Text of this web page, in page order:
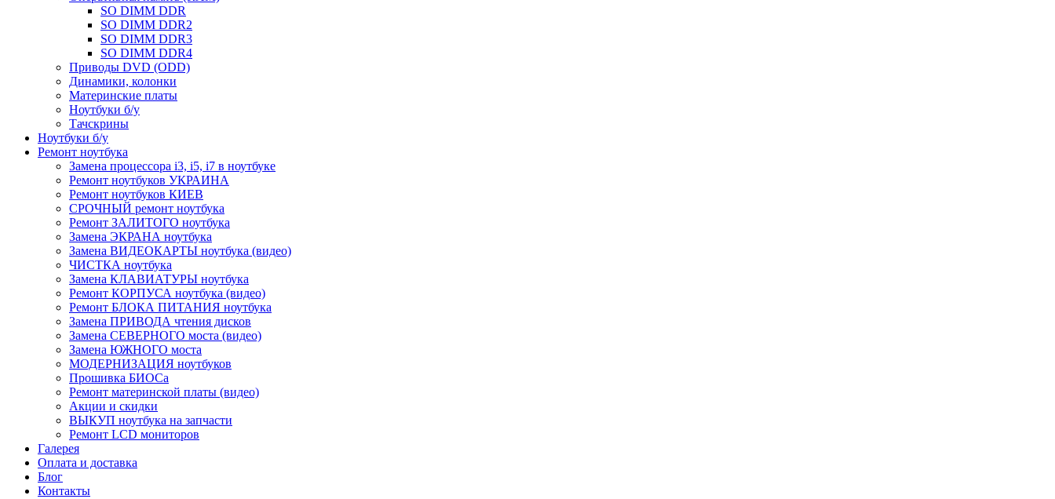
SO DIMM DDR
SO DIMM DDR2
SO DIMM DDR3
SO DIMM DDR4
Приводы DVD (ODD)
Динамики, колонки
Материнские платы
Ноутбуки б/у
Тачскрины
Ноутбуки б/у
Ремонт ноутбука
Замена процессора i3, i5, i7 в ноутбуке
Ремонт ноутбуков УКРАИНА
Ремонт ноутбуков КИЕВ
СРОЧНЫЙ ремонт ноутбука
Ремонт ЗАЛИТОГО ноутбука
Замена ЭКРАНА ноутбука
Замена ВИДЕОКАРТЫ ноутбука (видео)
ЧИСТКА ноутбука
Замена КЛАВИАТУРЫ ноутбука
Ремонт КОРПУСА ноутбука (видео)
Ремонт БЛОКА ПИТАНИЯ ноутбука
Замена ПРИВОДА чтения дисков
Замена СЕВЕРНОГО моста (видео)
Замена ЮЖНОГО моста
МОДЕРНИЗАЦИЯ ноутбуков
Прошивка БИОСа
Ремонт материнской платы (видео)
Акции и скидки
ВЫКУП ноутбука на запчасти
Ремонт LCD мониторов
Галерея
Оплата и доставка
Блог
Контакты